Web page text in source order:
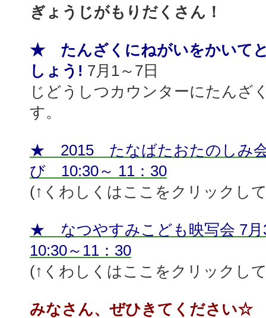
ぎょうじがもりだくさん！
★ たんざくにねがいをかいて
しょう! 7月1～7日
じどうしつカウンターにたんざ
す。
★ 2015 たなばたおたのしみ
び 10:30～ 11：30
(↑くわしくはここをクリックし
★ なつやすみこども映写会 7
10:30～11：30
(↑くわしくはここをクリックし
みなさん、ぜひきてください☆